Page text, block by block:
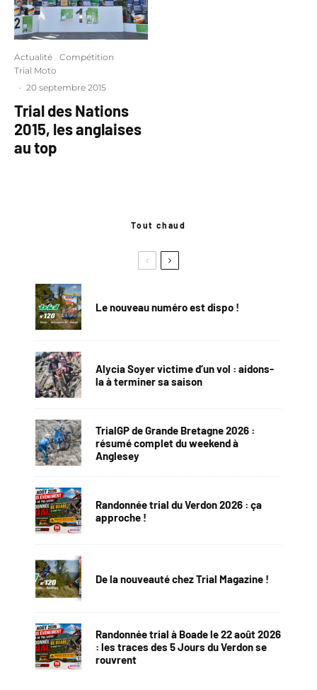
Actualité
Compétition
Trial Moto
· 20 septembre 2015
Trial des Nations
2015, les anglaises
au top
Tout chaud
Le nouveau numéro est dispo !
Alycia Soyer victime d’un vol : aidons-
la à terminer sa saison
TrialGP de Grande Bretagne 2026 :
résumé complet du weekend à
Anglesey
Randonnée trial du Verdon 2026 : ça
approche !
De la nouveauté chez Trial Magazine !
Randonnée trial à Boade le 22 août 2026
: les traces des 5 Jours du Verdon se
rouvrent